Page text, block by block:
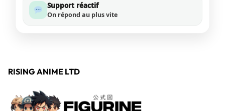
Support réactif
On répond au plus vite
RISING ANIME LTD